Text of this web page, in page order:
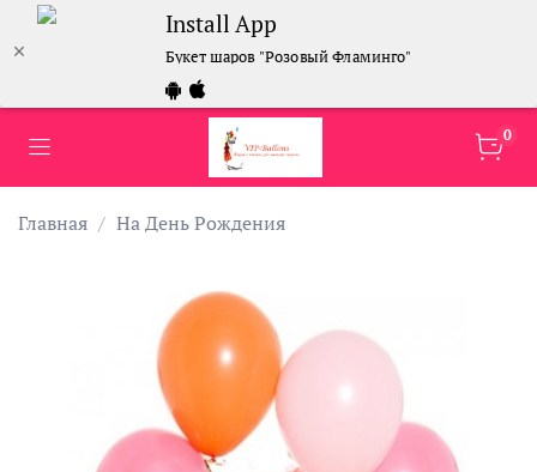
Install App
Букет шаров "Розовый Фламинго"
0
Главная На День Рождения